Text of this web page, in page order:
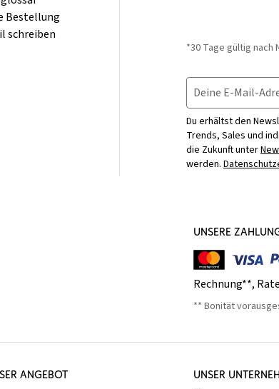
Bestellung
schreiben
*30 Tage gültig
Deine E-Mail-
Du erhältst den
Trends, Sales und
die Zukunft unter
werden.
UNSERE
Rechnung**,
** Bonität
ANGEBOT UNSER